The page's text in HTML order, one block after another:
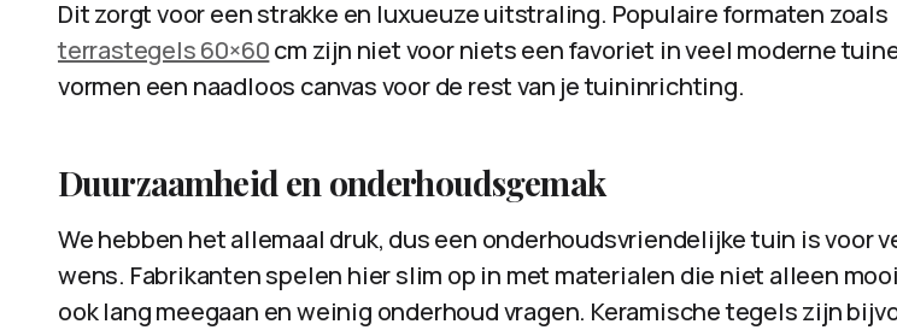
Dit zorgt voor een strakke en luxueuze uitstraling. Populaire formaten zoals
terrastegels 60×60cm zijn niet voor niets een favoriet in veel moderne
vormen een naadloos canvas voor de rest van je tuininrichting.
Duurzaamheid en onderhoudsgemak
We hebben het allemaal druk, dus een onderhoudsvriendelijke tuin is voor
wens. Fabrikanten spelen hier slim op in met materialen die niet alleen
ook lang meegaan en weinig onderhoud vragen. Keramische tegels zijn